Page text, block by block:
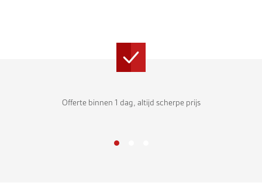
binnen 1 dag, altijd scherpe prijs